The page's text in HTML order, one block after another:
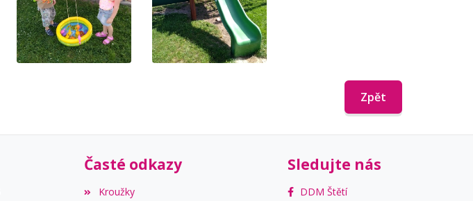
Zpět
Časté odkazy
Kroužky
Sledujte nás
DDM Štětí